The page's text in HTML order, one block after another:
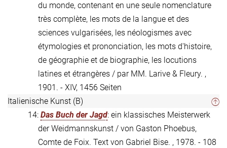
du monde, contenant en une seule nomenclature
très complète, les mots de la langue et des
sciences vulgarisées, les néologismes avec
étymologies et prononciation, les mots d'histoire,
de géographie et de biographie, les locutions
latines et étrangères / par MM. Larive & Fleury. ,
1901. - XIV, 1456 Seiten
Italienische Kunst (B)
14: Das Buch der Jagd: ein klassisches Meisterwerk
der Weidmannskunst / von Gaston Phoebus,
Comte de Foix. Text von Gabriel Bise. , 1978. - 108